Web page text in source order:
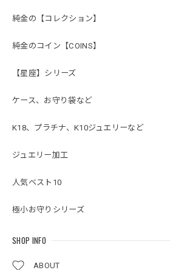
純金の【コレクション】
純金のコイン【COINS】
【星座】シリーズ
ケース、お守り袋など
K18、プラチナ、K10ジュエリーなど
ジュエリー加工
人気ベスト10
極小お守りシリーズ
SHOP INFO
ABOUT